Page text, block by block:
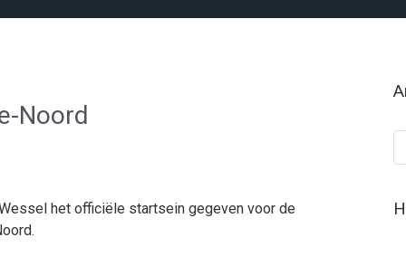
Noord
het officiële startsein gegeven voor de